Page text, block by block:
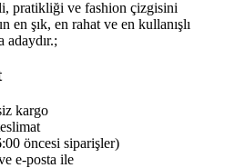
pratikliği ve fashion çizgisini
en şık, en rahat ve en kullanışlı
adaydır.;
kargo
öncesi siparişler)
e-posta ile